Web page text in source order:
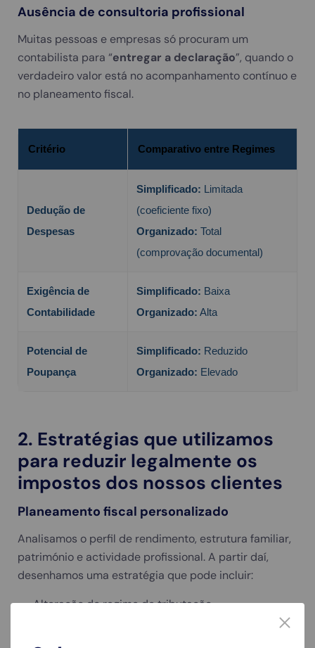
Ausência de consultoria profissional
Muitas pessoas e empresas só procuram um
contabilista para “entregar a declaração”, quando o
verdadeiro valor está no acompanhamento contínuo e
no planeamento fiscal.
Critério Comparativo entre Regimes
Dedução de
Despesas
Simplificado: Limitada
(coeficiente fixo)
Organizado: Total
(comprovação documental)
Exigência de
Contabilidade
Simplificado: Baixa
Organizado: Alta
Potencial de
Poupança
Simplificado: Reduzido
Organizado: Elevado
2. Estratégias que utilizamos
para reduzir legalmente os
impostos dos nossos clientes
Planeamento fiscal personalizado
Analisamos o perfil de rendimento, estrutura familiar,
património e actividade profissional. A partir daí,
desenhamos uma estratégia que pode incluir:
Alteração do regime de tributação.